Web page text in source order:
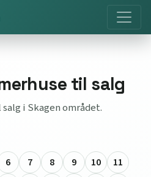
til salg
i Skagen området.
6 7 8 9 10
11